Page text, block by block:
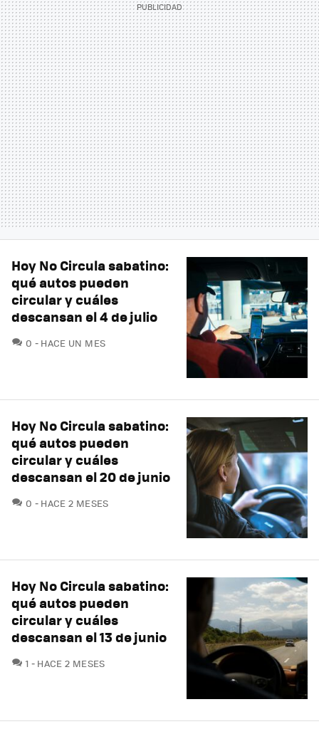
Hoy No Circula sabatino:
qué autos pueden
circular y cuáles
descansan el 4 de julio
0 COMENTARIOS
HACE UN MES
Hoy No Circula sabatino:
qué autos pueden
circular y cuáles
descansan el 20 de junio
0 COMENTARIOS
HACE 2 MESES
Hoy No Circula sabatino:
qué autos pueden
circular y cuáles
descansan el 13 de junio
1 COMENTARIOS
HACE 2 MESES